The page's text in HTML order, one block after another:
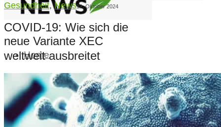
Home
Suche
Menü Menü
Gesundheit,News12. Oktober 2024
COVID-19: Wie sich die
neue Variante XEC
weltweit ausbreitet